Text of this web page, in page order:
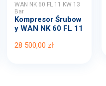
WAN NK 60 FL 11 KW 13
Bar
Kompresor Śrubow
y WAN NK 60 FL 11
28 500,00 zł